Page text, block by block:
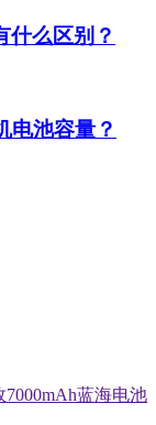
什么区别？
电池容量？
蓝海电池